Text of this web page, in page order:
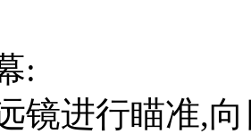
:
镜进行瞄准,